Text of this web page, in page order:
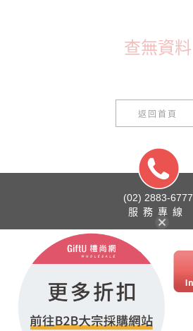
查無資料
返回首頁
(02) 2883-6777
服務專線